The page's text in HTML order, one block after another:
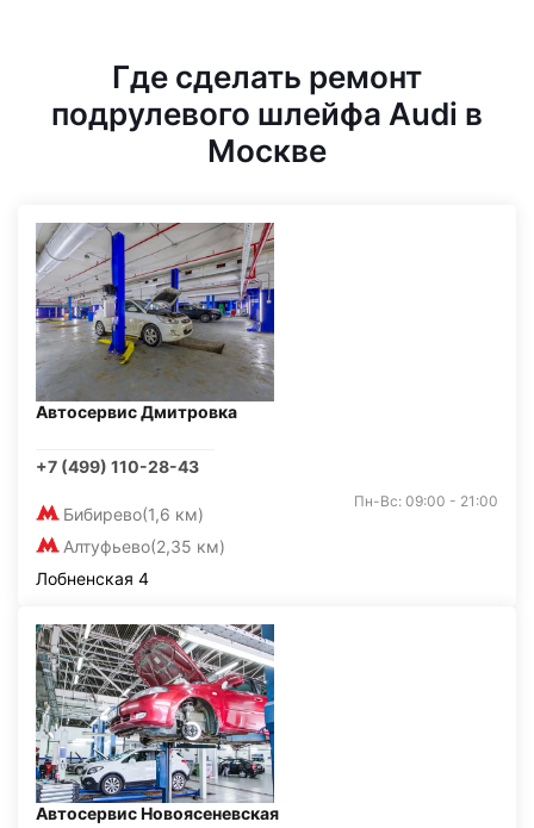
Где сделать ремонт
подрулевого шлейфа Audi в
Москве
Автосервис Дмитровка
+7 (499) 110-28-43
Бибирево(1,6 км)
Алтуфьево(2,35 км)
Пн-Вс: 09:00 - 21:00
Лобненская 4
Автосервис Новоясеневская